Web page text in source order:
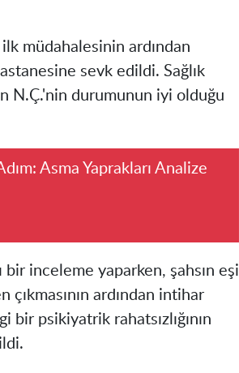
müdahalesinin ardından
sevk edildi. Sağlık
N.Ç.'nin durumunun iyi olduğu
Asma Yaprakları Analize
inceleme yaparken, şahsın eşi
çıkmasının ardından intihar
bir psikiyatrik rahatsızlığının